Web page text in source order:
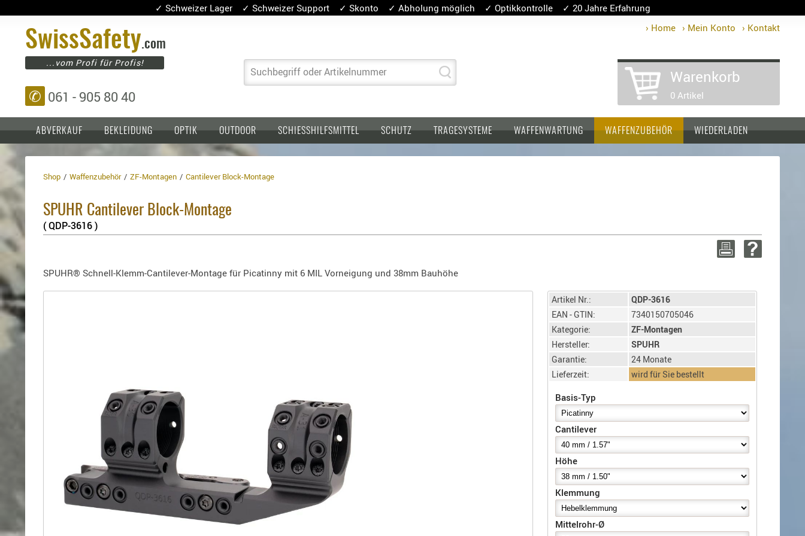
✓ Schweizer Lager ✓ Schweizer Support ✓ Skonto ✓ Abholung möglich ✓ Optikkontrolle ✓ 20 Jahre Erfahrung
› Home › Mein Konto › Kontakt
SwissSafety.com
...vom Profi für Profis!
✆ 061 - 905 80 40
Suchbegriff oder Artikelnummer Warenkorb
0 Artikel
ABVERKAUF BEKLEIDUNG OPTIK OUTDOOR SCHIESSHILFSMITTEL SCHUTZ
Einlagen,
Kopfschutz
Tragesysteme
TRAGESYSTEME
Holster
Grundplatten
Holster
Holster
Holster
WAFFENWARTUNG WAFFENZUBEHÖR WIEDERLADEN
Shop Waffenzubehör ZF-Montagen Cantilever Block-Montage
SPUHR Cantilever Block-Montage
( QDP-3616 )
SPUHR® Schnell-Klemm-Cantilever-Montage für Picatinny mit 6 MIL Vorneigung und 38mm Bauhöhe
Artikel Nr.:
QDP-3616
EAN - GTIN:
7340150705046
Kategorie:
ZF-Montagen
Hersteller:
SPUHR
Garantie:
24 Monate
Lieferzeit:
wird für Sie bestellt
Basis-Typ
Cantilever
Höhe
Klemmung
Mittelrohr-Ø